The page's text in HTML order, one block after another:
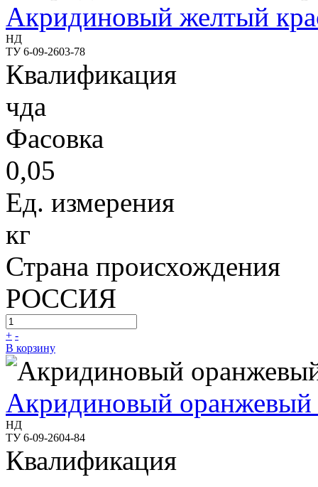
Акридиновый желтый
НД
ТУ 6-09-2603-78
Квалификация
чда
Фасовка
0,05
Ед. измерения
кг
Страна происхождения
РОССИЯ
+ -
В корзину
Акридиновый оранжевый
НД
ТУ 6-09-2604-84
Квалификация